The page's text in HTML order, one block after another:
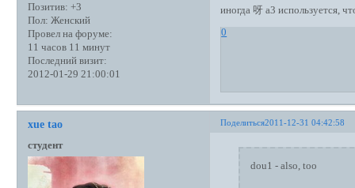
Позитив: +3
Пол: Женский
Провел на форуме:
11 часов 11 минут
Последний визит:
2012-01-29 21:00:01
иногда 呀 a3 используется,
0
Поделиться2011-12-31 04:42:58
xue tao
студент
dou1 - also, too